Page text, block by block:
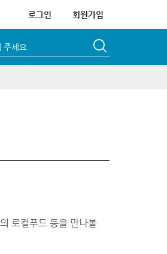
로그인 회원가입
주세요
로컬푸드 등을 만나볼